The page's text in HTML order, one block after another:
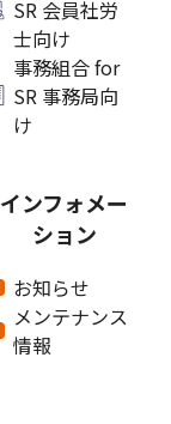
SR 会員社労
士向け
事務組合 for
SR 事務局向
け
インフォメー
ション
お知らせ
メンテナンス
情報